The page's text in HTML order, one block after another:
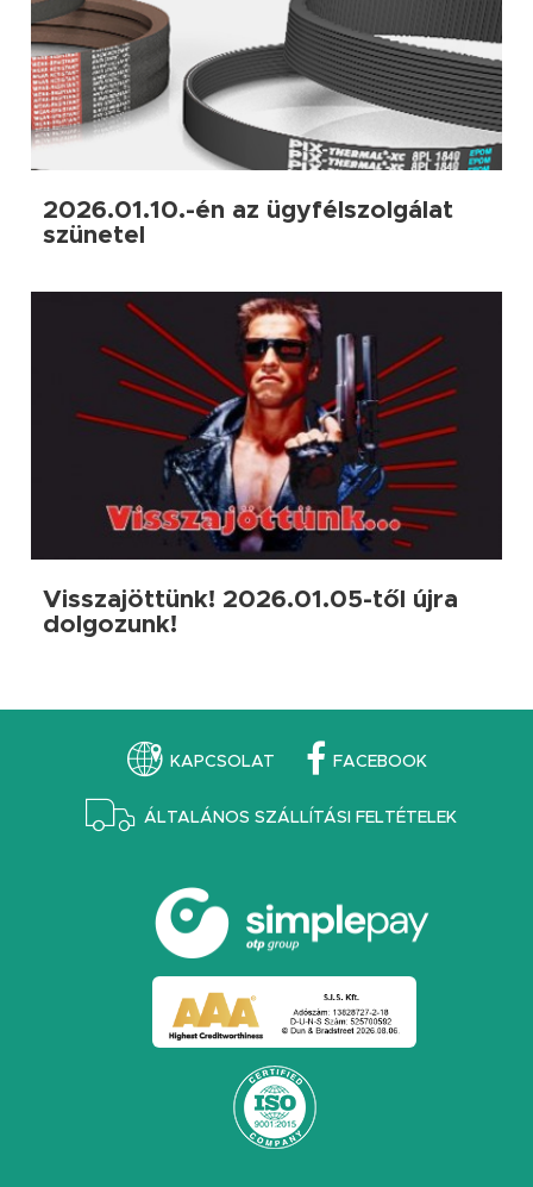
2026.01.10.-én az ügyfélszolgálat
szünetel
Visszajöttünk! 2026.01.05-től újra
dolgozunk!
KAPCSOLAT FACEBOOK
ÁLTALÁNOS SZÁLLÍTÁSI FELTÉTELEK